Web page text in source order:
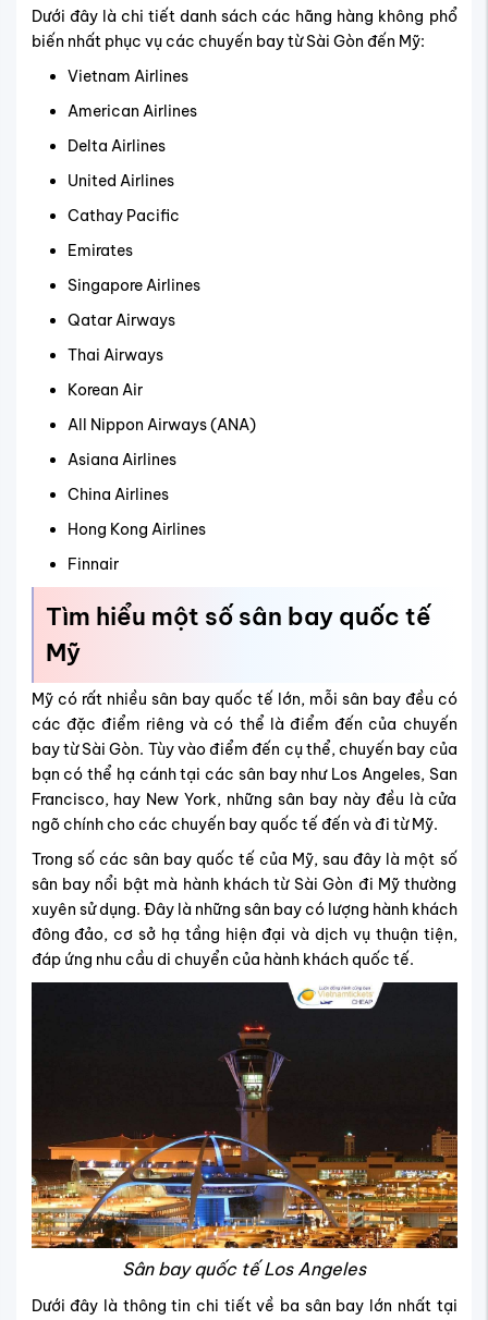
Dưới đây là chi tiết danh sách các hãng hàng không phổ
biến nhất phục vụ các chuyến bay từ Sài Gòn đến Mỹ:
Vietnam Airlines
American Airlines
Delta Airlines
United Airlines
Cathay Pacific
Emirates
Singapore Airlines
Qatar Airways
Thai Airways
Korean Air
All Nippon Airways (ANA)
Asiana Airlines
China Airlines
Hong Kong Airlines
Finnair
Tìm hiểu một số sân bay quốc tế
Mỹ
Mỹ có rất nhiều sân bay quốc tế lớn, mỗi sân bay đều có
các đặc điểm riêng và có thể là điểm đến của chuyến
bay từ Sài Gòn. Tùy vào điểm đến cụ thể, chuyến bay của
bạn có thể hạ cánh tại các sân bay như Los Angeles, San
Francisco, hay New York, những sân bay này đều là cửa
ngõ chính cho các chuyến bay quốc tế đến và đi từ Mỹ.
Trong số các sân bay quốc tế của Mỹ, sau đây là một số
sân bay nổi bật mà hành khách từ Sài Gòn đi Mỹ thường
xuyên sử dụng. Đây là những sân bay có lượng hành khách
đông đảo, cơ sở hạ tầng hiện đại và dịch vụ thuận tiện,
đáp ứng nhu cầu di chuyển của hành khách quốc tế.
Sân bay quốc tế Los Angeles
Dưới đây là thông tin chi tiết về ba sân bay lớn nhất tại